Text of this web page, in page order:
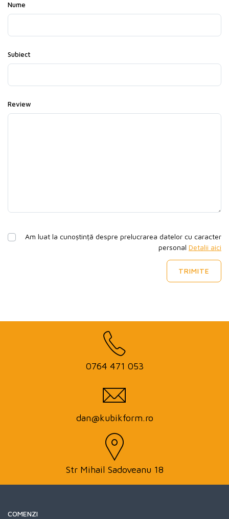
Nume
Subiect
Review
Am luat la cunoștință despre prelucrarea datelor cu caracter
personal Detalii aici
TRIMITE
0764 471 053
dan@kubikform.ro
Str Mihail Sadoveanu 18
COMENZI